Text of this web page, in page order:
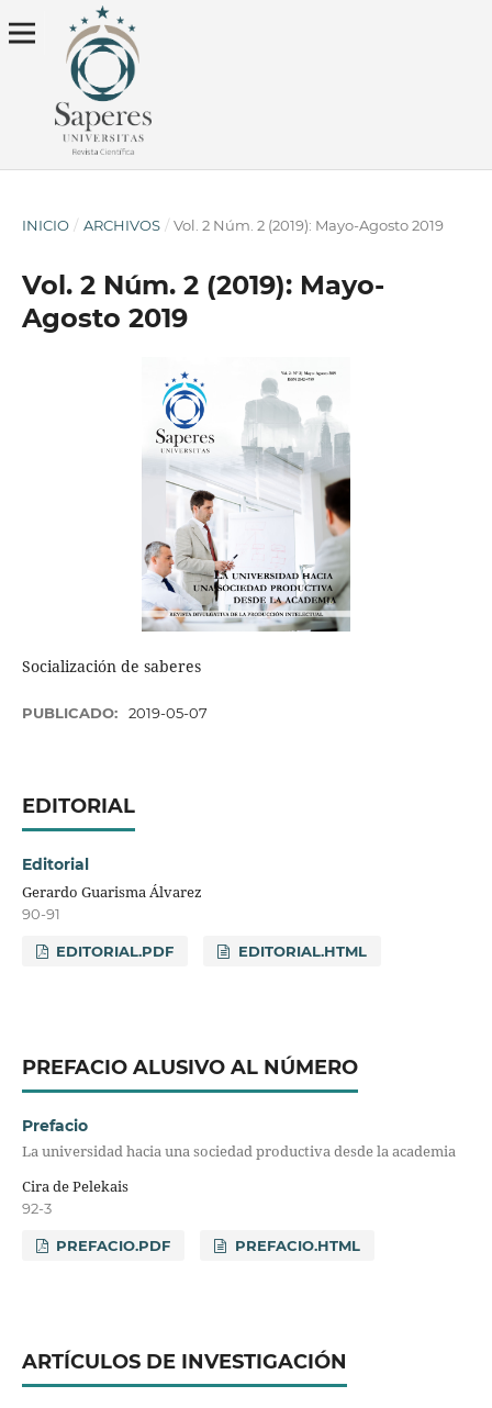
INICIO / ARCHIVOS / Vol. 2 Núm. 2 (2019): Mayo-Agosto 2019
Vol. 2 Núm. 2 (2019): Mayo-
Agosto 2019
Socialización de saberes
PUBLICADO: 2019-05-07
EDITORIAL
Editorial
Gerardo Guarisma Álvarez
90-91
EDITORIAL.PDF EDITORIAL.HTML
PREFACIO ALUSIVO AL NÚMERO
Prefacio
La universidad hacia una sociedad productiva desde la academia
Cira de Pelekais
92-3
PREFACIO.PDF PREFACIO.HTML
ARTÍCULOS DE INVESTIGACIÓN